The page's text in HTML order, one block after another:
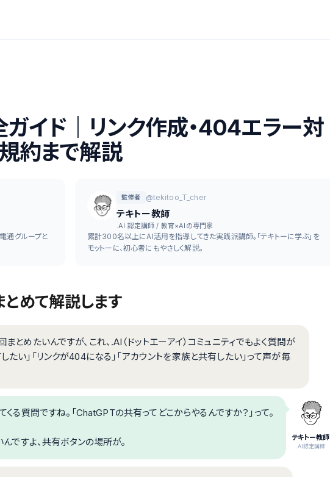
イド｜リンク作成・404エラー対
約まで解説
通グループと
監修者 @tekitoo_T_cher
テキトー教師
.AI 認定講師 / 教育×AIの専門家
累計300名以上にAI活用を指導してきた実践派講師。「テキトーに学ぶ」を
モットーに、初心者にもやさしく解説。
めて解説します
めたいんですが、これ、.AI（ドットエーアイ）コミュニティでもよく質問が
したい」「リンクが404になる」「アカウントを家族と共有したい」って声が毎
テキトー教師
.AI認定講師
る質問ですね。「ChatGPTの共有ってどこからやるんですか？」って。
ですよ、共有ボタンの場所が。